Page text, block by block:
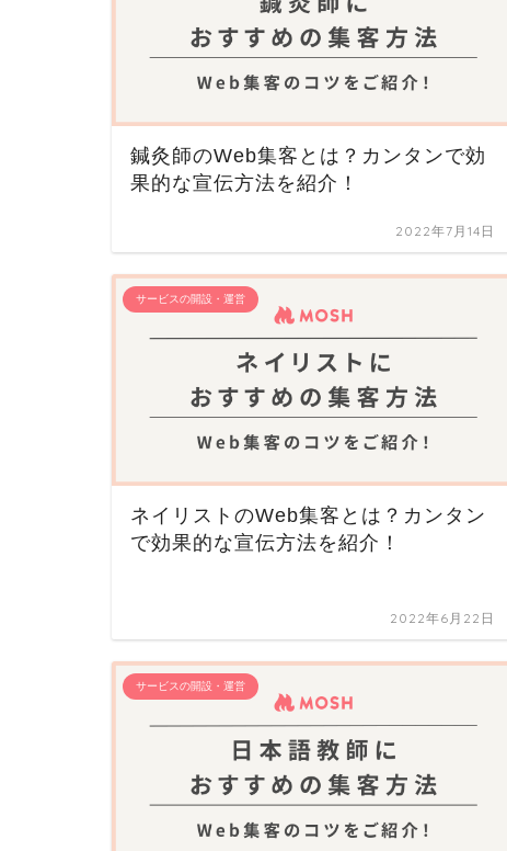
鍼灸師のWeb集客とは？カンタンで効
果的な宣伝方法を紹介！
2022年7月14日
サービスの開設・運営
ネイリストのWeb集客とは？カンタン
で効果的な宣伝方法を紹介！
2022年6月22日
サービスの開設・運営